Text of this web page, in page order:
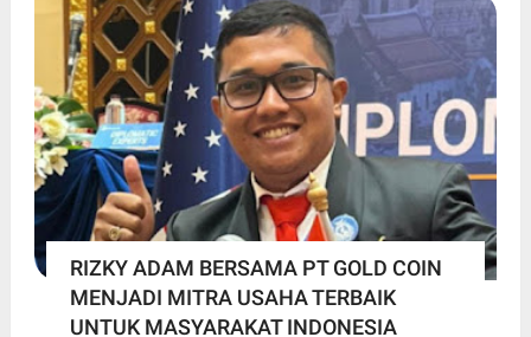
RIZKY ADAM BERSAMA PT GOLD COIN
MENJADI MITRA USAHA TERBAIK
UNTUK MASYARAKAT INDONESIA